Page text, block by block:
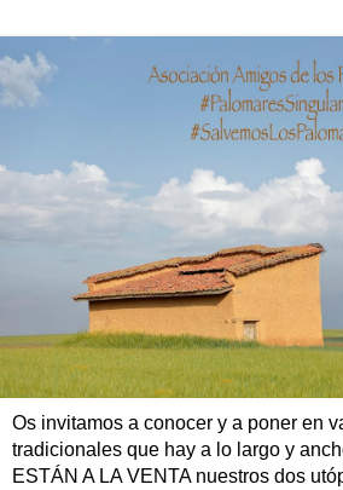
Os invitamos a conocer y a poner en
tradicionales que hay a lo largo y
ESTÁN A LA VENTA nuestros dos